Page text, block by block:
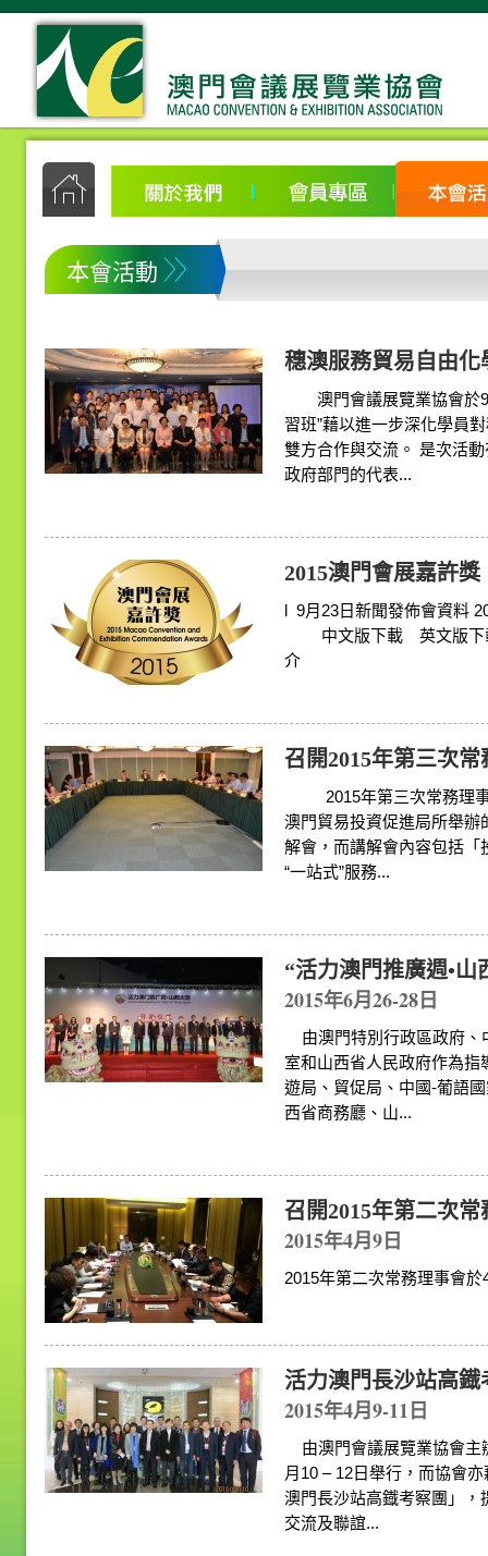
本會活動
穗澳服務貿易自由化
澳門會議展覽業協會於9
習班”藉以進一步深化學員
雙方合作與交流。 是次活
政府部門的代表...
2015澳門會展嘉許獎
l 9月23日新聞發佈會
中文版下載 英文版
介 中文版
召開2015年第三次常
2015年第三次常務理事
澳門貿易投資促進局所舉辦
解會，而講解會內容包括「
“一站式”服務...
“活力澳門推廣週•山
2015年6月26-28日
由澳門特別行政區政府、
室和山西省人民政府作為
遊局、貿促局、中國-葡語
西省商務廳、山...
召開2015年第二次常
2015年4月9日
2015年第二次常務理
活力澳門長沙站高鐡
2015年4月9-11日
由澳門會議展覽業協會主
月10 – 12日舉行，而協會
澳門長沙站高鐡考察團」，
交流及聯誼...